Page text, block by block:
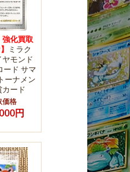
強化買取
ミラク
ヤモンド
ード サマ
ーナメン
カード
価格
円